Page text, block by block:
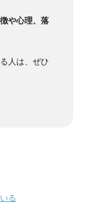
や心理、落
人は、ぜひ
る